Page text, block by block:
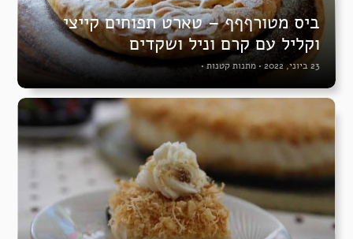
ביס מטורףףף – טארט תפוחים קייצי
וקליל עם קרם וניל ושקדים
23 ביוני, 2022 • מתנות קטנות •